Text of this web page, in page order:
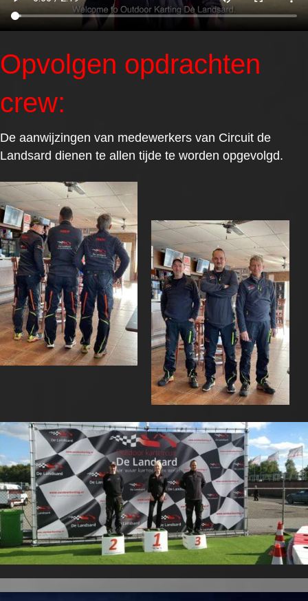
Opvolgen opdrachten
crew:
De aanwijzingen van medewerkers van Circuit de
Landsard dienen te allen tijde te worden opgevolgd.